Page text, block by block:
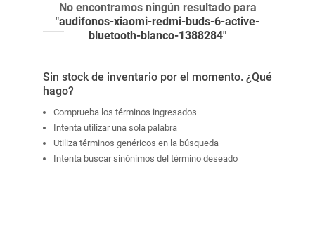
No encontramos ningún resultado para
"audifonos-xiaomi-redmi-buds-6-active-
bluetooth-blanco-1388284"
Sin stock de inventario por el momento. ¿Qué
hago?
Comprueba los términos ingresados
Intenta utilizar una sola palabra
Utiliza términos genéricos en la búsqueda
Intenta buscar sinónimos del término deseado